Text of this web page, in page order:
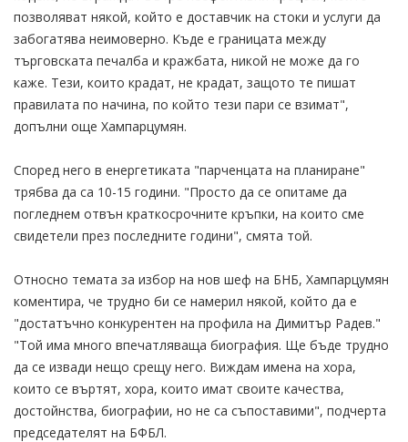
позволяват някой, който е доставчик на стоки и услуги да
забогатява неимоверно. Къде е границата между
търговската печалба и кражбата, никой не може да го
каже. Тези, които крадат, не крадат, защото те пишат
правилата по начина, по който тези пари се взимат",
допълни още Хампарцумян.
Според него в енергетиката "парченцата на планиране"
трябва да са 10-15 години. "Просто да се опитаме да
погледнем отвън краткосрочните кръпки, на които сме
свидетели през последните години", смята той.
Относно темата за избор на нов шеф на БНБ, Хампарцумян
коментира, че трудно би се намерил някой, който да е
"достатъчно конкурентен на профила на Димитър Радев."
"Той има много впечатляваща биография. Ще бъде трудно
да се извади нещо срещу него. Виждам имена на хора,
които се въртят, хора, които имат своите качества,
достойнства, биографии, но не са съпоставими", подчерта
председателят на БФБЛ.